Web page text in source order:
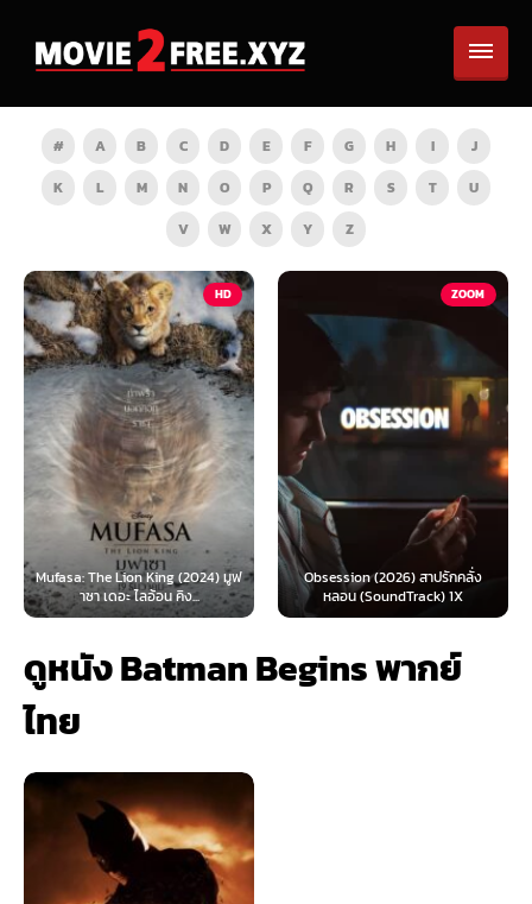
# A B C D E F G H I
J
K
L M N O P Q R S T
U
V
W X Y Z
HD
The Lion King (2024) มูฟ
าซา เดอะ ไลอ้อน คิง...
Obsession (2026) สาปรักคลั่ง
หลอน (SoundTrack) 1X
Survive
ดูหนัง Batman Begins พากย์
ไทย